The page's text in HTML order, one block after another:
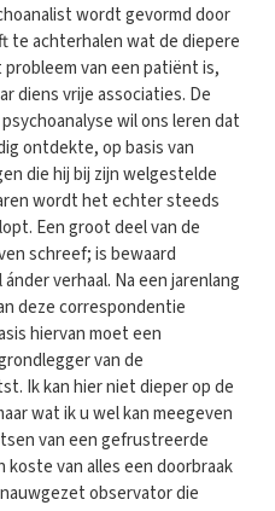
wordt gevormd door
te achterhalen wat de diepere
van een patiënt is,
diens vrije associaties. De
wil ons leren dat
ontdekte, op basis van
die hij bij zijn welgestelde
wordt het echter steeds
Een groot deel van de
schreef; is bewaard
verhaal. Na een jarenlang
deze correspondentie
hiervan moet een
van de
Ik kan hier niet dieper op de
wat ik u wel kan meegeven
van een gefrustreerde
van alles een doorbraak
observator die